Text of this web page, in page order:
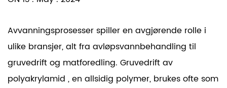
Avvanningsprosesser spiller en avgjørende rolle i
ulike bransjer, alt fra avløpsvannbehandling til
gruvedrift og matforedling. Gruvedrift av
polyakrylamid , en allsidig polymer, brukes ofte som